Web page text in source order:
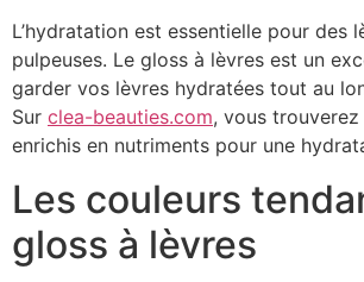
L’hydratation est essentielle pour des
pulpeuses. Le gloss à lèvres est un
garder vos lèvres hydratées tout au
Sur clea-beauties.com, vous
enrichis en nutriments pour une
Les couleurs
gloss à lèvres